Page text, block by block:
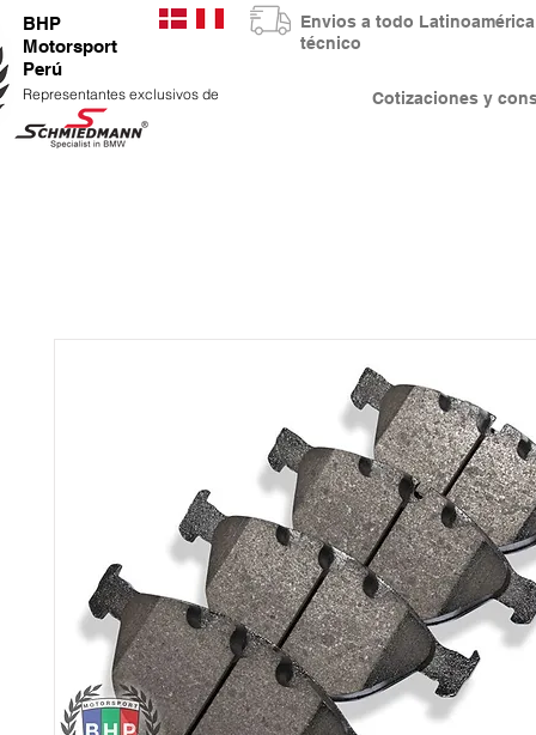
BHP
Motorsport
Perú
Representantes exclusivos de Cotizaciones y
Envios a todo
técnico